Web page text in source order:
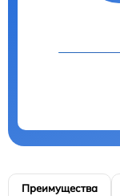
Преимущества